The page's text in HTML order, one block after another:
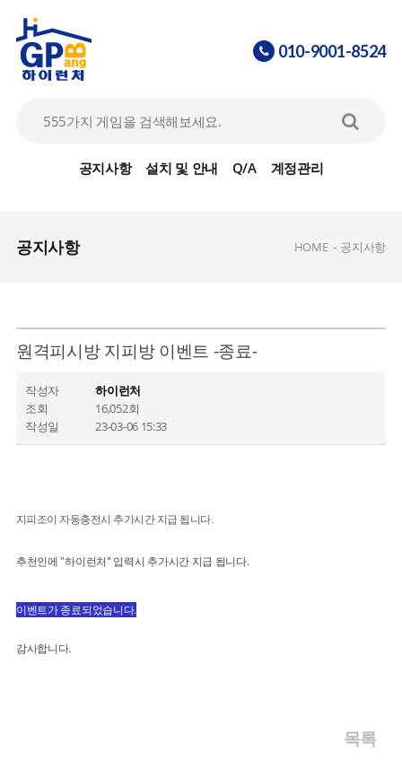
공지사항 설치 및 안내 Q/A 계정관리
010-9001-8524
공지사항 HOME - 공지사항
원격피시방 지피방 이벤트 -종료-
작성자
하이런처
조회
16,052회
작성일
23-03-06 15:33
지피조이 자동충전시 추가시간 지급 됩니다.
추천인에 "하이런처" 입력시 추가시간 지급 됩니다.​
이벤트가 종료되었습니다.
감사합니다.
목록